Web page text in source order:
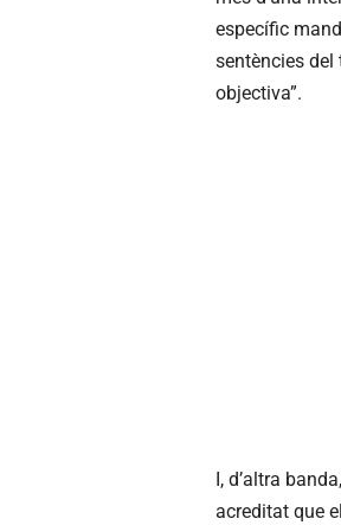
específic
sentències del
objectiva”.
I, d’altra
acreditat que